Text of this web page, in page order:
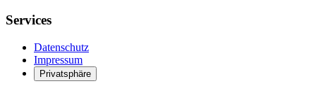
Services
Datenschutz
Impressum
Privatsphäre